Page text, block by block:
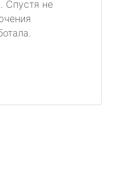
Спустя не